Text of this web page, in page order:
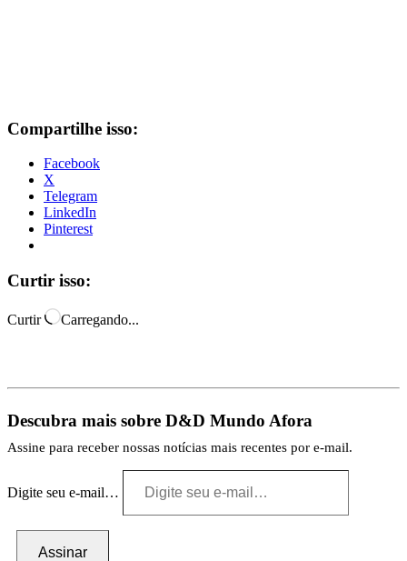
Compartilhe isso:
Facebook
X
Telegram
LinkedIn
Pinterest
Curtir isso:
Curtir Carregando...
Descubra mais sobre D&D Mundo Afora
Assine para receber nossas notícias mais recentes por e-mail.
Digite seu e-mail…
Assinar